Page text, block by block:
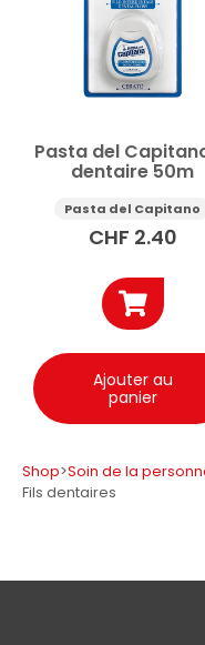
Dentifrices
Hygiène bucco-
✕
Pasta del
dentaire 50m
Pasta del Capitano
CHF 2.40
Ajouter au
panier
Shop>Soin de la
Fils dentaires